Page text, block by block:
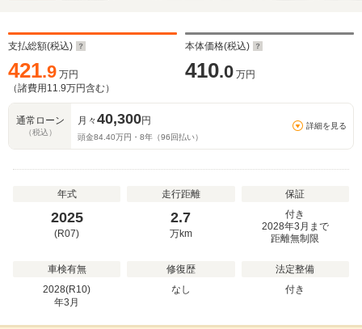
支払総額(税込)
421.9 万円
（諸費用 11.9万円含む）
本体価格(税込)
410.0 万円
通常ローン
（税込）
月々40,300円
頭金84.40万円・ 8年（96 回払い）
詳細を見る
年式
2025
(R07)
走行距離
2.7
万km
保証
付き
2028年3月まで
距離無制限
車検有無
2028(R10)
年3 月
修復歴
なし
法定整備
付き